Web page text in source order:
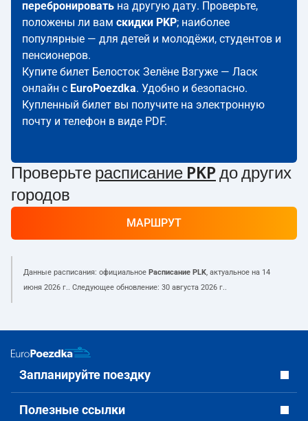
перебронировать на другую дату. Проверьте,
положены ли вам скидки PKP; наиболее
популярные — для детей и молодёжи, студентов и
пенсионеров.
Купите билет Белосток Зелёне Взгуже — Ласк
онлайн с EuroPoezdka. Удобно и безопасно.
Купленный билет вы получите на электронную
почту и телефон в виде PDF.
Проверьте расписание PKP до других
городов
МАРШРУТ
Данные расписания: официальное Расписание PLK, актуальное на 14
июня 2026 г.. Следующее обновление: 30 августа 2026 г..
Запланируйте поездку
Полезные ссылки